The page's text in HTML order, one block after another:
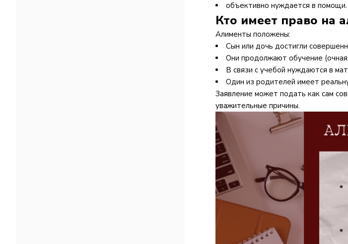
объективно нуждается в помощи.
Кто имеет право на
Алименты положены:
Сын или дочь достигли
Они продолжают обучение
В связи с учебой нуждаются в
Один из родителей имеет
Заявление может подать как сам
уважительные причины.